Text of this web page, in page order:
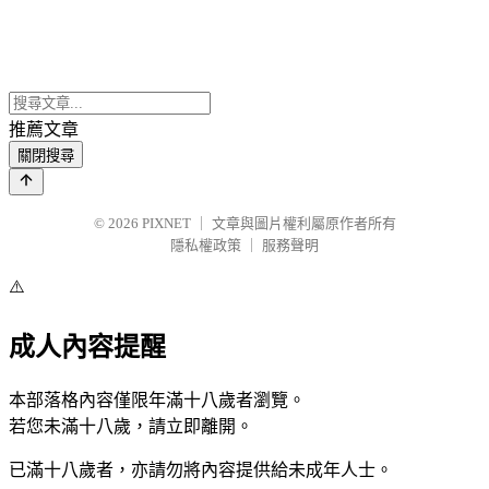
推薦文章
關閉搜尋
© 2026 PIXNET
文章與圖片權利屬原作者所有
隱私權政策
服務聲明
⚠️
成人內容提醒
本部落格內容僅限年滿十八歲者瀏覽。
若您未滿十八歲，請立即離開。
已滿十八歲者，亦請勿將內容提供給未成年人士。